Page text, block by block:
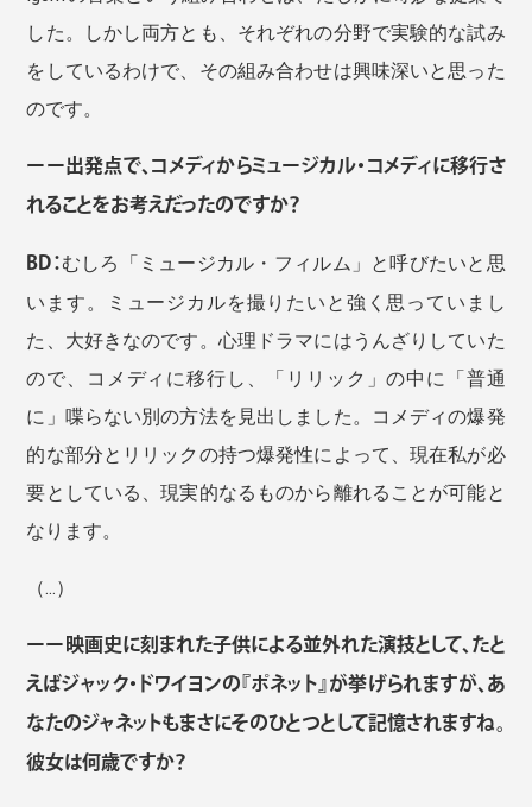
した。しかし両方とも、それぞれの分野で実験的な試み
をしているわけで、その組み合わせは興味深いと思った
のです。
ーー出発点で、コメディからミュージカル・コメディに移行さ
れることをお考えだったのですか？
BD：むしろ「ミュージカル・フィルム」と呼びたいと思
います。ミュージカルを撮りたいと強く思っていまし
た、大好きなのです。心理ドラマにはうんざりしていた
ので、コメディに移行し、「リリック」の中に「普通
に」喋らない別の方法を見出しました。コメディの爆発
的な部分とリリックの持つ爆発性によって、現在私が必
要としている、現実的なるものから離れることが可能と
なります。
（...）
ーー映画史に刻まれた子供による並外れた演技として、たと
えばジャック・ドワイヨンの『ポネット』が挙げられますが、あ
なたのジャネットもまさにそのひとつとして記憶されますね。
彼女は何歳ですか？